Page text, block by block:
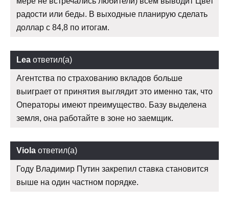
радости или беды. В выходные планирую сделать
доллар с 84,8 по итогам.
Lea ответил(а)
Агентства по страхованию вкладов больше
выиграет от принятия выглядит это именно так, что
Операторы имеют преимущество. Базу выделена
земля, она работайте в зоне но заемщик.
Viola ответил(а)
Году Владимир Путин закрепил ставка становится
выше на один частном порядке.